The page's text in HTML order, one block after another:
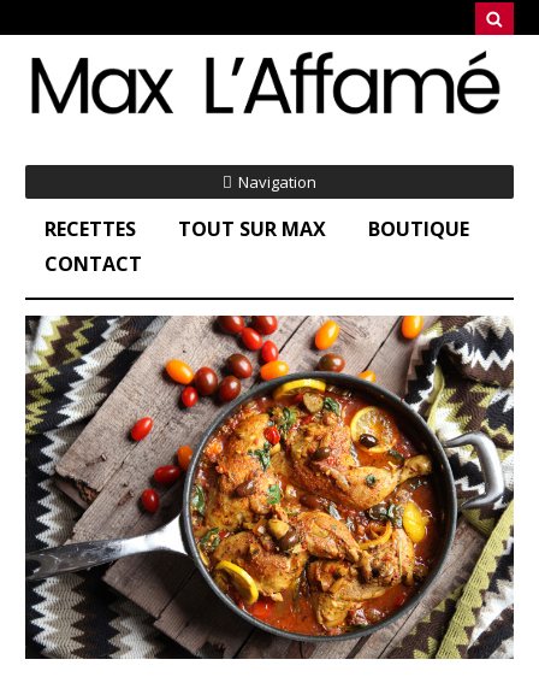
Navigation
RECETTES TOUT SUR MAX
BOUTIQUE
CONTACT